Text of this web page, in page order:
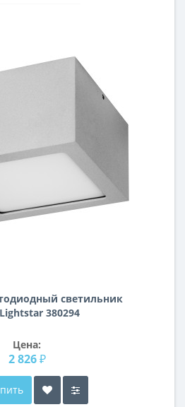
светильник
380294
Цена:
2 826 ₽